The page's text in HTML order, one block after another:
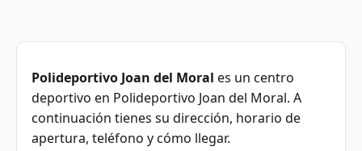
Polideportivo Joan del Moral es un centro
deportivo en Polideportivo Joan del Moral. A
continuación tienes su dirección, horario de
apertura, teléfono y cómo llegar.